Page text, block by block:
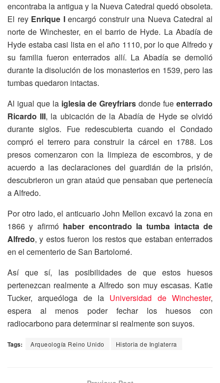
encontraba la antigua y la Nueva Catedral quedó obsoleta.
El rey Enrique Iencargó construir una Nueva Catedral al
norte de Winchester, en el barrio de Hyde. La Abadía de
Hyde estaba casi lista en el año 1110, por lo que Alfredo y
su familia fueron enterrados allí. La Abadía se demolió
durante la disolución de los monasterios en 1539, pero las
tumbas quedaron intactas.
Al igual que la iglesia de Greyfriars donde fueenterrado
Ricardo III, la ubicación de la Abadía de Hyde se olvidó
durante siglos. Fue redescubierta cuando el Condado
compró el terrero para construir la cárcel en 1788. Los
presos comenzaron con la limpieza de escombros, y de
acuerdo a las declaraciones del guardián de la prisión,
descubrieron un gran ataúd que pensaban que pertenecía
a Alfredo.
Por otro lado, el anticuario John Mellon excavó la zona en
1866 y afirmó haber encontrado la tumba intacta de
Alfredo, y estos fueron los restos que estaban enterrados
en el cementerio de San Bartolomé.
Así que sí, las posibilidades de que estos huesos
pertenezcan realmente a Alfredo son muy escasas. Katie
Tucker, arqueóloga de la Universidad de Winchester,
espera al menos poder fechar los huesos con
radiocarbono para determinar si realmente son suyos.
Tags: Arqueología Reino Unido Historia de Inglaterra